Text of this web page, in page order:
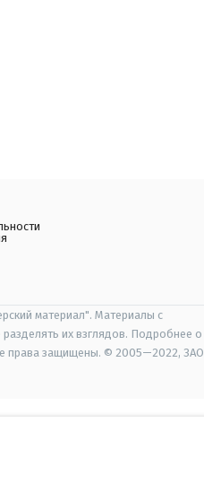
материал". Материалы с
их взглядов. Подробнее о
права защищены. © 2005—2022, ЗАО